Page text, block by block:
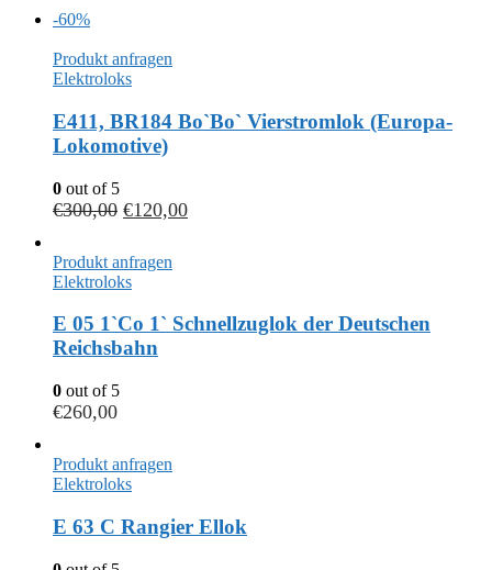
-60%
Produkt anfragen
Elektroloks
E411, BR184 Bo`Bo` Vierstromlok (Europa-
Lokomotive)
0 out of 5
€300,00 €120,00
Produkt anfragen
Elektroloks
E 05 1`Co 1` Schnellzuglok der Deutschen
Reichsbahn
0 out of 5
€260,00
Produkt anfragen
Elektroloks
E 63 C Rangier Ellok